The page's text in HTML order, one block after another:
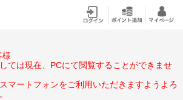
様
ては現在、PCにて閲覧することができませ
マートフォンをご利用いただきますようよろ